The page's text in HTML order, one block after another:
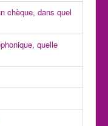
chèque, dans quel
quelle